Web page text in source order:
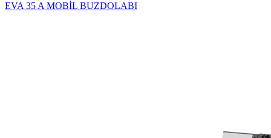
EVA 35 A MOBİL BUZDOLABI